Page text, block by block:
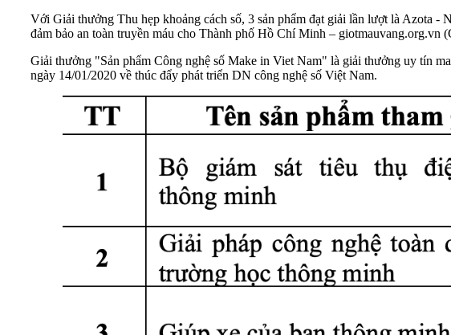
Với Giải thưởng Thu hẹp khoảng cách số, 3 sản phẩm đạt giải lần lượt là Azota -
đảm bảo an toàn truyền máu cho Thành phố Hồ Chí Minh –
Giải thưởng "Sản phẩm Công nghệ số Make in Viet Nam" là giải thưởng uy tín
ngày 14/01/2020 về thúc đẩy phát triển DN công nghệ số Việt Nam.